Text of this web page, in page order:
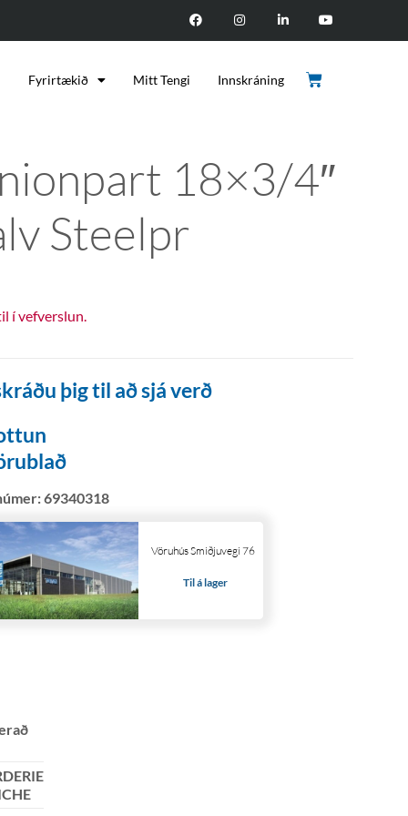
Fyrirtækið Mitt Tengi Innskráning
18×3/4″
Steelpr
í vefverslun.
þig til að sjá verð
69340318
Vöruhús Smiðjuvegi 76
Til á lager